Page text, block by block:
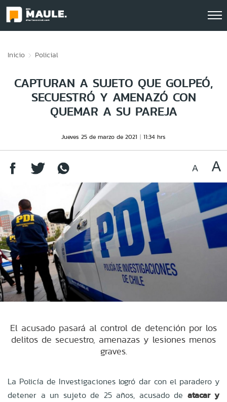
Inicio Policial
CAPTURAN A SUJETO QUE GOLPEÓ,
SECUESTRÓ Y AMENAZÓ CON
QUEMAR A SU PAREJA
Jueves 25 de marzo de 2021 11:34 hrs
El acusado pasará al control de detención por los
delitos de secuestro, amenazas y lesiones menos
graves.
La Policía de Investigaciones logró dar con el paradero y
detener a un sujeto de 25 años, acusado de atacar y